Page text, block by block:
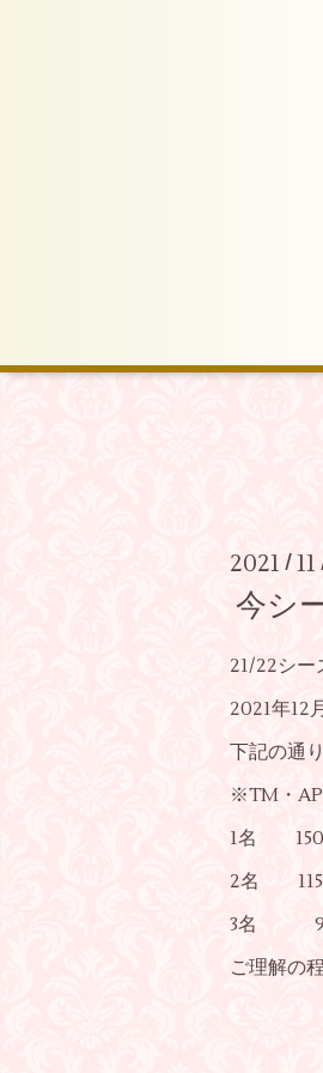
2021 / 11
今シ
21/22シー
2021年12
下記の通
※TM・
1名
2名
3名
ご理解の